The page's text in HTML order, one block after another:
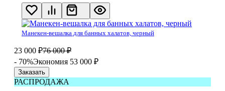
Манекен-вешалка для банных халатов, черный
23 000 ₽76 000 ₽
- 70%Экономия 53 000 ₽
Заказать
РАСПРОДАЖА